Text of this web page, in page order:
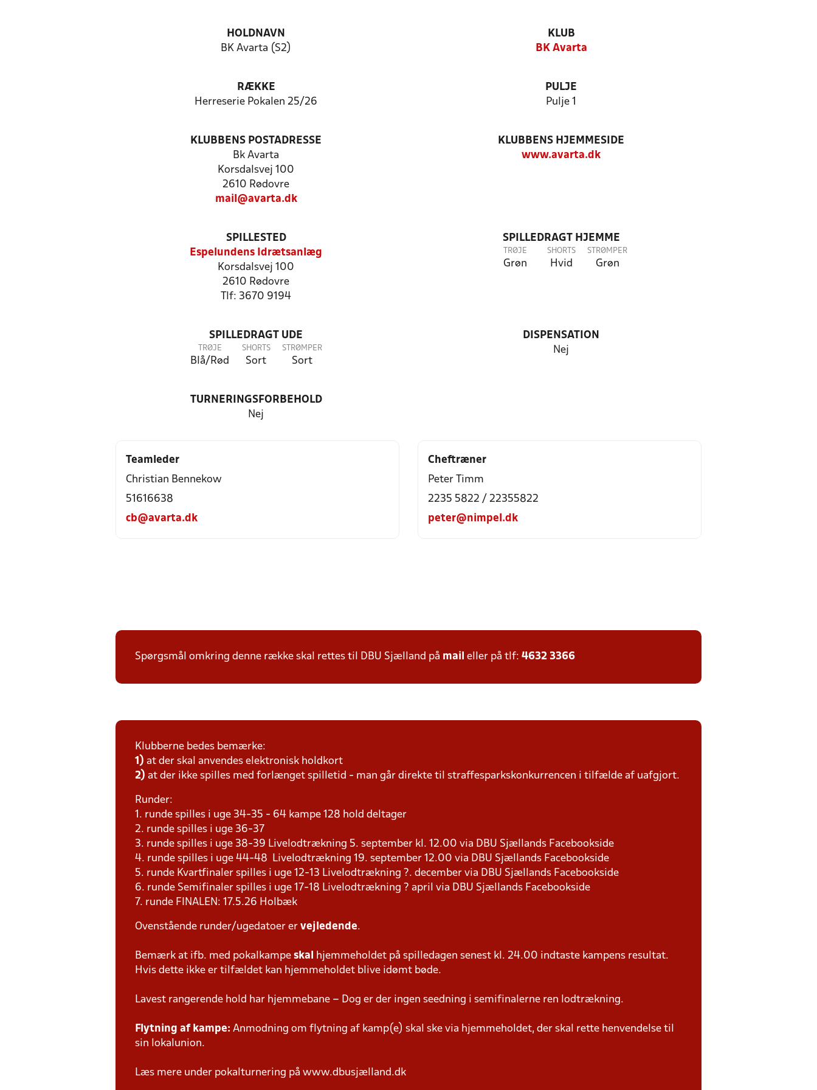
HOLDNAVN
BK Avarta (S2)
KLUB
BK Avarta
RÆKKE
Herreserie Pokalen 25/26
PULJE
Pulje 1
KLUBBENS POSTADRESSE
Bk Avarta
Korsdalsvej 100
2610 Rødovre
mail@avarta.dk
KLUBBENS HJEMMESIDE
www.avarta.dk
SPILLESTED
Espelundens Idrætsanlæg
Korsdalsvej 100
2610 Rødovre
Tlf: 3670 9194
SPILLEDRAGT HJEMME
TRØJE
Grøn
SHORTS
Hvid
STRØMPER
Grøn
SPILLEDRAGT UDE
TRØJE
Blå/Rød
SHORTS
Sort
STRØMPER
Sort
DISPENSATION
Nej
TURNERINGSFORBEHOLD
Nej
Teamleder
Christian Bennekow
51616638
cb@avarta.dk
Cheftræner
Peter Timm
2235 5822 / 22355822
peter@nimpel.dk
Spørgsmål omkring denne række skal rettes til DBU Sjælland på mail eller på tlf: 4632 3366
Klubberne bedes bemærke:
1) at der skal anvendes elektronisk holdkort
2) at der ikke spilles med forlænget spilletid - man går direkte til straffesparkskonkurrencen i tilfælde af uafgjort.
Runder:
1. runde spilles i uge 34-35 - 64 kampe 128 hold deltager
2. runde spilles i uge 36-37
3. runde spilles i uge 38-39 Livelodtrækning 5. september kl. 12.00 via DBU Sjællands Facebookside
4. runde spilles i uge 44-48 Livelodtrækning 19. september 12.00 via DBU Sjællands Facebookside
5. runde Kvartfinaler spilles i uge 12-13 Livelodtrækning ?. december via DBU Sjællands Facebookside
6. runde Semifinaler spilles i uge 17-18 Livelodtrækning ? april via DBU Sjællands Facebookside
7. runde FINALEN: 17.5.26 Holbæk
Ovenstående runder/ugedatoer er vejledende.
Bemærk at ifb. med pokalkampe skal
hjemmeholdet på spilledagen senest kl. 24.00 indtaste kampens resultat.
Hvis dette ikke er tilfældet kan hjemmeholdet blive idømt bøde.
Lavest rangerende hold har hjemmebane – Dog er der ingen seedning i semifinalerne ren lodtrækning.
Flytning af kampe: Anmodning om flytning af kamp(e) skal ske via hjemmeholdet, der skal rette henvendelse til
sin lokalunion.
Læs mere under pokalturnering på www.dbusjælland.dk